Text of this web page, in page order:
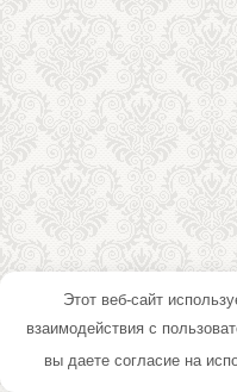
Этот веб-сайт
взаимодействия с
вы даете согласие на